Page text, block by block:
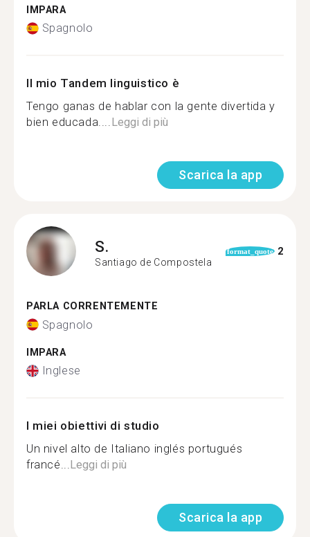
IMPARA
Spagnolo
Il mio Tandem linguistico è
Tengo ganas de hablar con la gente divertida y
bien educada....Leggi di più
Scarica la app
S.
Santiago de Compostela
format_quote 2
PARLA CORRENTEMENTE
Spagnolo
IMPARA
Inglese
I miei obiettivi di studio
Un nivel alto de Italiano inglés portugués
francé...Leggi di più
Scarica la app